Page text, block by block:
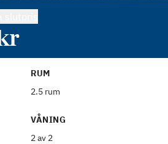
RUM
2.5 rum
VÅNING
2 av 2